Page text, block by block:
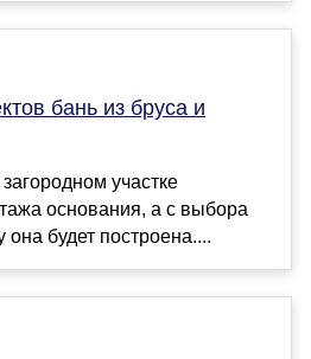
бань из бруса и
участке
основания, а с выбора
она будет построена....